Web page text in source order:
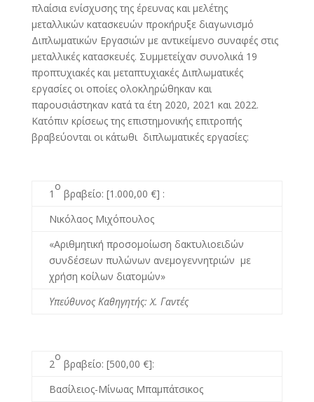
πλαίσια ενίσχυσης της έρευνας και μελέτης
μεταλλικών κατασκευών προκήρυξε διαγωνισμό
Διπλωματικών Εργασιών με αντικείμενο συναφές στις
μεταλλικές κατασκευές. Συμμετείχαν συνολικά 19
προπτυχιακές και μεταπτυχιακές Διπλωματικές
εργασίες οι οποίες ολοκληρώθηκαν και
παρουσιάστηκαν κατά τα έτη 2020, 2021 και 2022.
Κατόπιν κρίσεως της επιστημονικής επιτροπής
βραβεύονται οι κάτωθι διπλωματικές εργασίες:
1
ο
βραβείο: [1.000,00 €] :
Νικόλαος Μιχόπουλος
«Aριθμητική προσομοίωση δακτυλιοειδών
συνδέσεων πυλώνων ανεμογεννητριών με
χρήση κοίλων διατομών»
Υπεύθυνος Καθηγητής: X. Γαντές
2
ο
βραβείο: [500,00 €]:
Βασίλειος-Μίνωας Μπαμπάτσικος